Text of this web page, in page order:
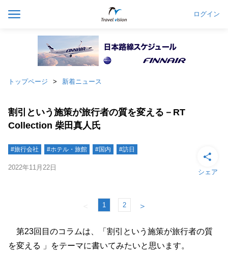
ログイン
トップページ 新着ニュース
割引という施策が旅行者の質を変える－RT
Collection 柴田真人氏
#旅行会社 #ホテル・旅館 #国内 #訪日
2022年11月22日
シェア
＜ 1 2 ＞
第23回目のコラムは、「割引という施策が旅行者の質
を変える 」をテーマに書いてみたいと思います。